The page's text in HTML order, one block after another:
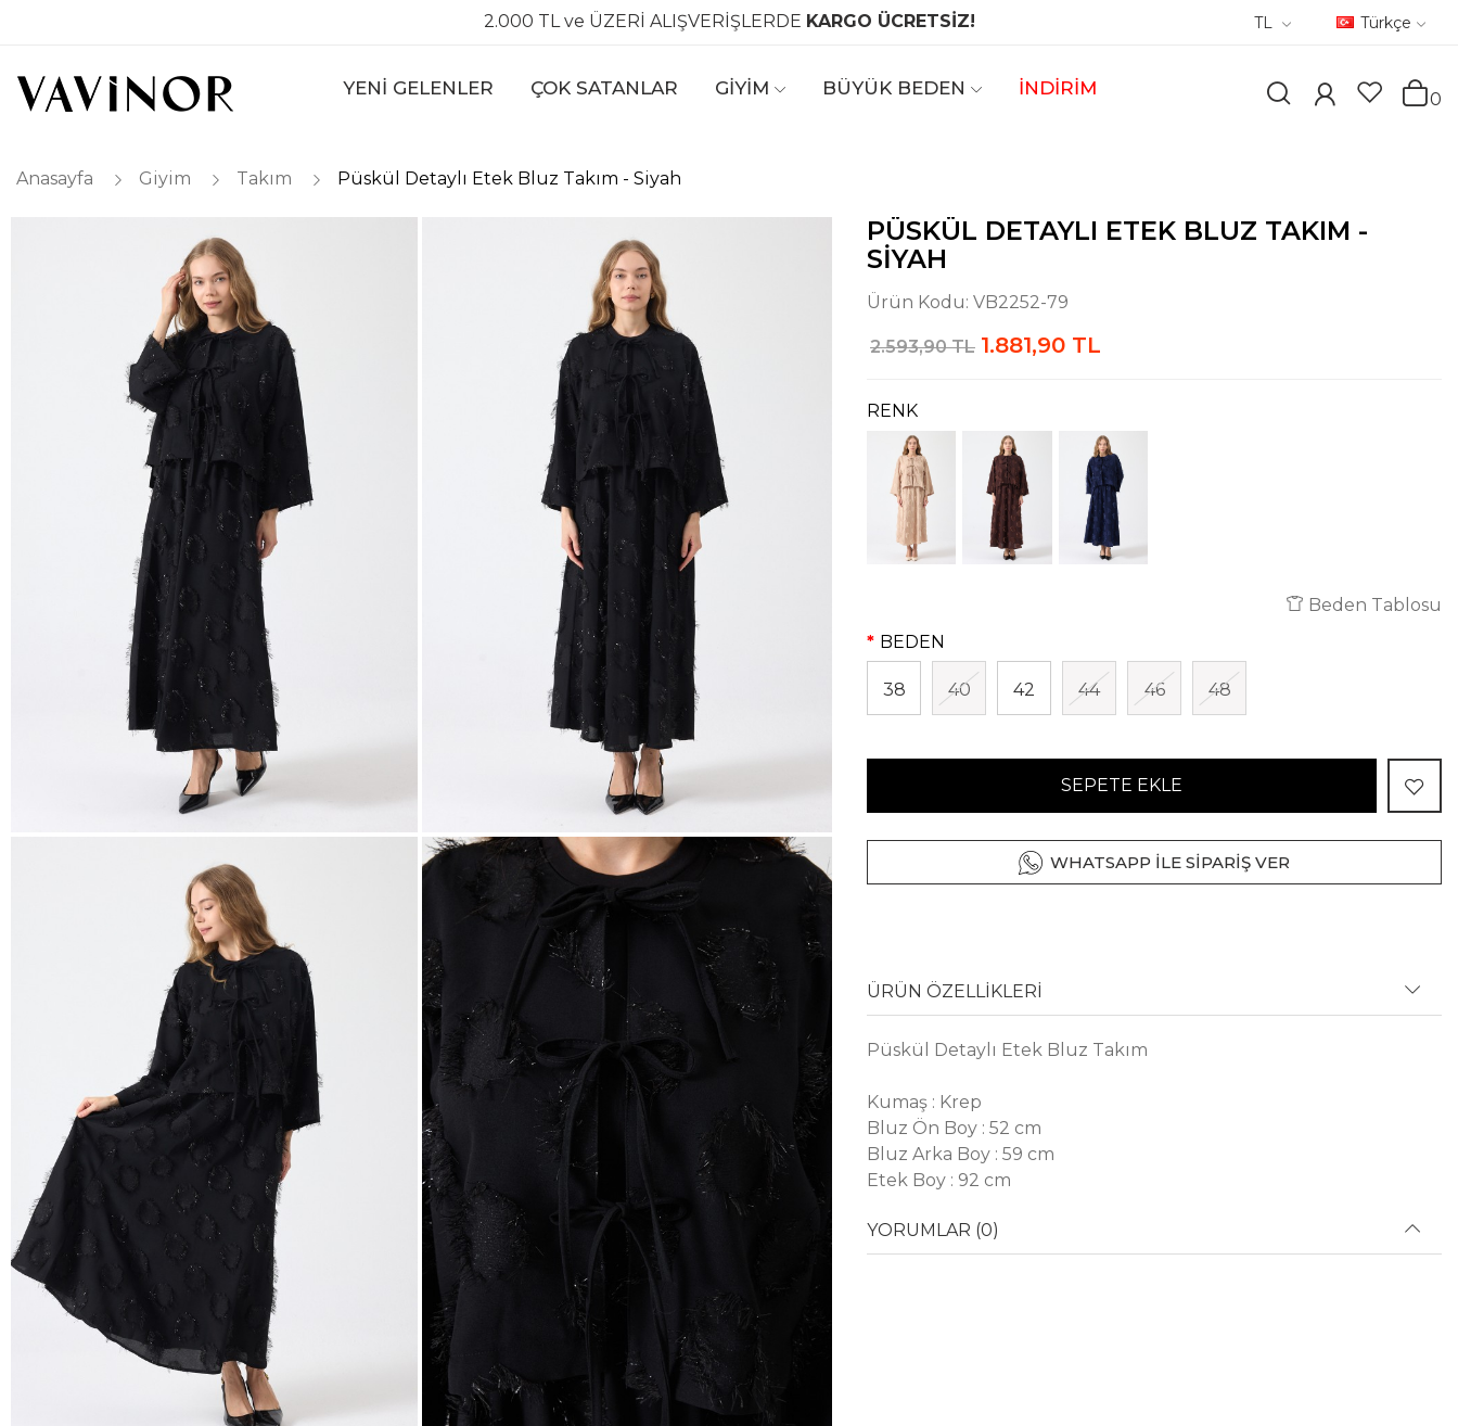
2.000 TL ve ÜZERİ ALIŞVERİŞLERDE KARGO ÜCRETSİZ! TL Türkçe
YENİ GELENLER ÇOK SATANLAR GİYİM BÜYÜK BEDEN İNDİRİM
0
Anasayfa Giyim Takım Püskül Detaylı Etek Bluz Takım - Siyah
PÜSKÜL DETAYLI ETEK BLUZ TAKIM -
SIYAH
Ürün Kodu: VB2252-79
2.593,90 TL 1.881,90 TL
RENK
Beden Tablosu
BEDEN
38 40 42 44 46 48
SEPETE EKLE
WHATSAPP İLE SİPARİŞ VER
ÜRÜN ÖZELLİKLERİ
Püskül Detaylı Etek Bluz Takım
Kumaş : Krep
Bluz Ön Boy : 52 cm
Bluz Arka Boy : 59 cm
Etek Boy : 92 cm
YORUMLAR (0)